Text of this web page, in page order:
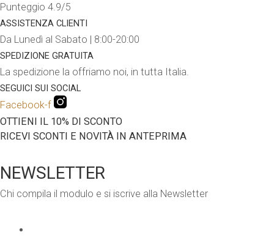
Punteggio 4.9/5
ASSISTENZA CLIENTI
Da Lunedì al Sabato | 8:00-20:00
SPEDIZIONE GRATUITA
La spedizione la offriamo noi, in tutta Italia.
SEGUICI SUI SOCIAL
Facebook-f
OTTIENI IL 10% DI SCONTO
RICEVI SCONTI E NOVITÀ IN ANTEPRIMA
NEWSLETTER
Chi compila il modulo e si iscrive alla Newsletter